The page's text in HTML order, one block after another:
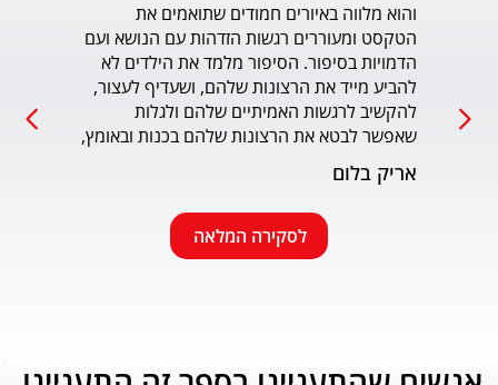
והוא מלווה באיורים חמודים שתואמים את
הדמויות בסיפור. הסיפור מלמד את הילדים לא
להקשיב לרגשות האמיתיים שלהם ולגלות
ורגשית בגובה העיניים של הילדים. מומלץ בחום.
אריק בלום
לסקירה המלאה